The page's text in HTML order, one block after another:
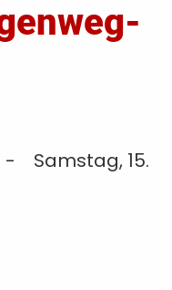
-
Samstag, 15.